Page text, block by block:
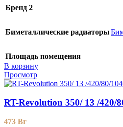
Бренд 2
Биметаллические радиаторы
Площадь помещения
В корзину
Просмотр
RT-Revolution 350/ 13 /420/
473 Br